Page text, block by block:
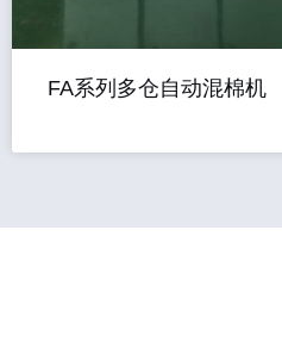
FA系列多仓自动混棉机